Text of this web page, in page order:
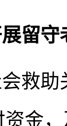
留
会救
金